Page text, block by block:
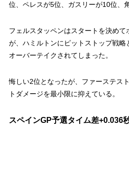
位、ペレスが5位、ガスリーが10位、
フェルスタッペンはスタートを決めて
が、ハミルトンにピットストップ戦
オーバーテイクされてしまった。
悔しい2位となったが、ファーステス
トダメージを最小限に抑えている。
スペインGP予選タイム差+0.036